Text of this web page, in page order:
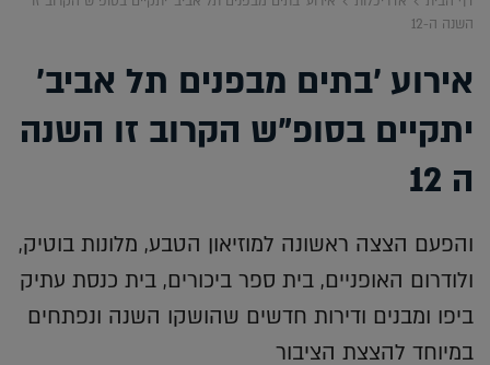
השנה ה-12
אירוע 'בתים מבפנים תל אביב'
יתקיים בסופ"ש הקרוב זו השנה
ה 12
והפעם הצצה ראשונה למוזיאון הטבע, מלונות בוטיק,
ולודרום האופניים, בית ספר ביכורים, בית כנסת עתיק
ביפו ומבנים ודירות חדשים שהושקו השנה ונפתחים
במיוחד להצצת הציבור